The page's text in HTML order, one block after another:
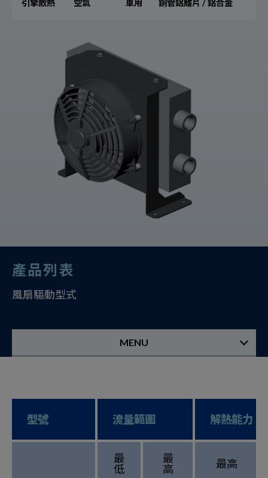
引擎散熱 空氣 車用 銅管鋁鰭片 / 鋁合金
產品列表
風扇驅動型式
MENU
型號 流量範圍 解熱能力
最
低
最
高
最高